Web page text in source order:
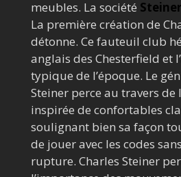
meubles. La société Steiner
La première création de
détonne. Ce fauteuil club
anglais des Chesterfield et
typique de l’époque. Le
Steiner perce au travers de
inspirée de confortables
soulignant bien sa façon
de jouer avec les codes
rupture. Charles Steiner